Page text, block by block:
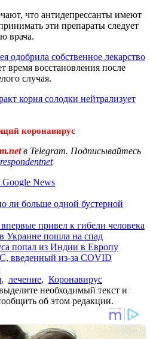
что антидепрессанты имеют
эти препараты следует
врача.
одобрила собственное лекарство
время восстановления после
случая.
корня солодки нейтрализует
коронавирус
в Telegram. Подписывайтесь
Google News
ли больше одной бустерной
привел к гибели человека
Украине пошла на спад
попал из Индии в Европу
из-за COVID
, лечение, Коронавирус
необходимый текст и
об этом редакции.